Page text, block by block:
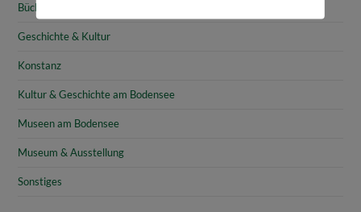
Bücher & Rezensionen
Geschichte & Kultur
Konstanz
Kultur & Geschichte am Bodensee
Museen am Bodensee
Museum & Ausstellung
Sonstiges